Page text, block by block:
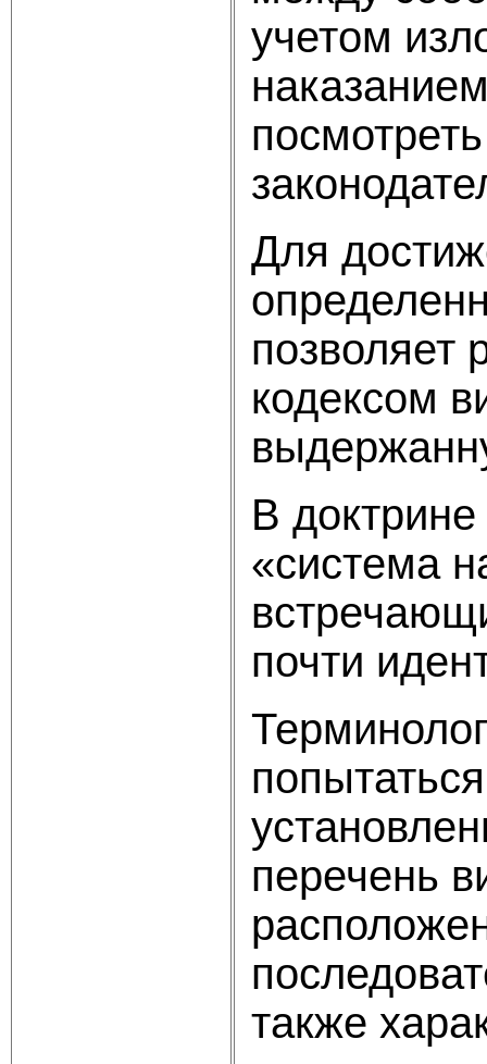
учетом
Для
позволяет
кодексом
В доктрине
«система
почти
перечень
также